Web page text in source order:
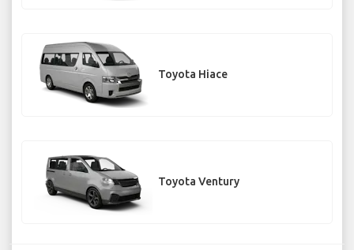
Toyota Hiace
Toyota Ventury